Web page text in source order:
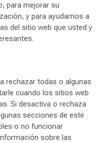
para mejorar su
y para ayudarnos a
del sitio web que usted y
rechazar todas o algunas
cuando los sitios web
Si desactiva o rechaza
secciones de este
o no funcionar
sobre las